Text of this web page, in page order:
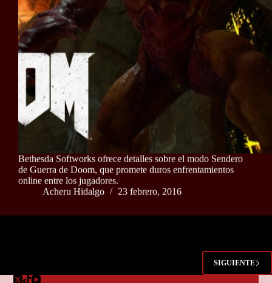
Bethesda Softworks ofrece detalles sobre el modo Sendero
de Guerra de Doom, que promete duros enfrentamientos
online entre los jugadores.
Acheru Hidalgo
23 febrero, 2016
SIGUIENTE